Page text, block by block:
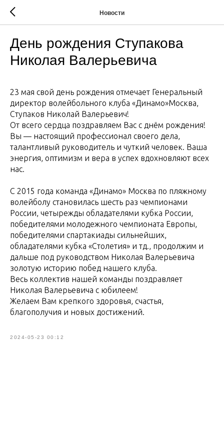
Новости
День рождения Ступакова
Николая Валерьевича
23 мая свой день рождения отмечает Генеральный
директор волейбольного клуба «Динамо»Москва,
Ступаков Николай Валерьевич!
От всего сердца поздравляем Вас с днём рождения!
Вы — настоящий профессионал своего дела,
талантливый руководитель и чуткий человек. Ваша
энергия, оптимизм и вера в успех вдохновляют всех
нас.
С 2015 года команда «Динамо» Москва по пляжному
волейболу становилась шесть раз чемпионами
России, четырежды обладателями кубка России,
победителями молодежного чемпионата Европы,
победителями спартакиады сильнейших,
обладателями кубка «Столетия» и тд., продолжим и
дальше под руководством Николая Валерьевича
золотую историю побед нашего клуба.
Весь коллектив нашей команды поздравляет
Николая Валерьевича с юбилеем!
Желаем Вам крепкого здоровья, счастья,
благополучия и новых достижений.
2024-05-23 00:12